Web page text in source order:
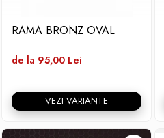
RAMA BRONZ OVAL
de la 95,00 Lei
VEZI VARIANTE